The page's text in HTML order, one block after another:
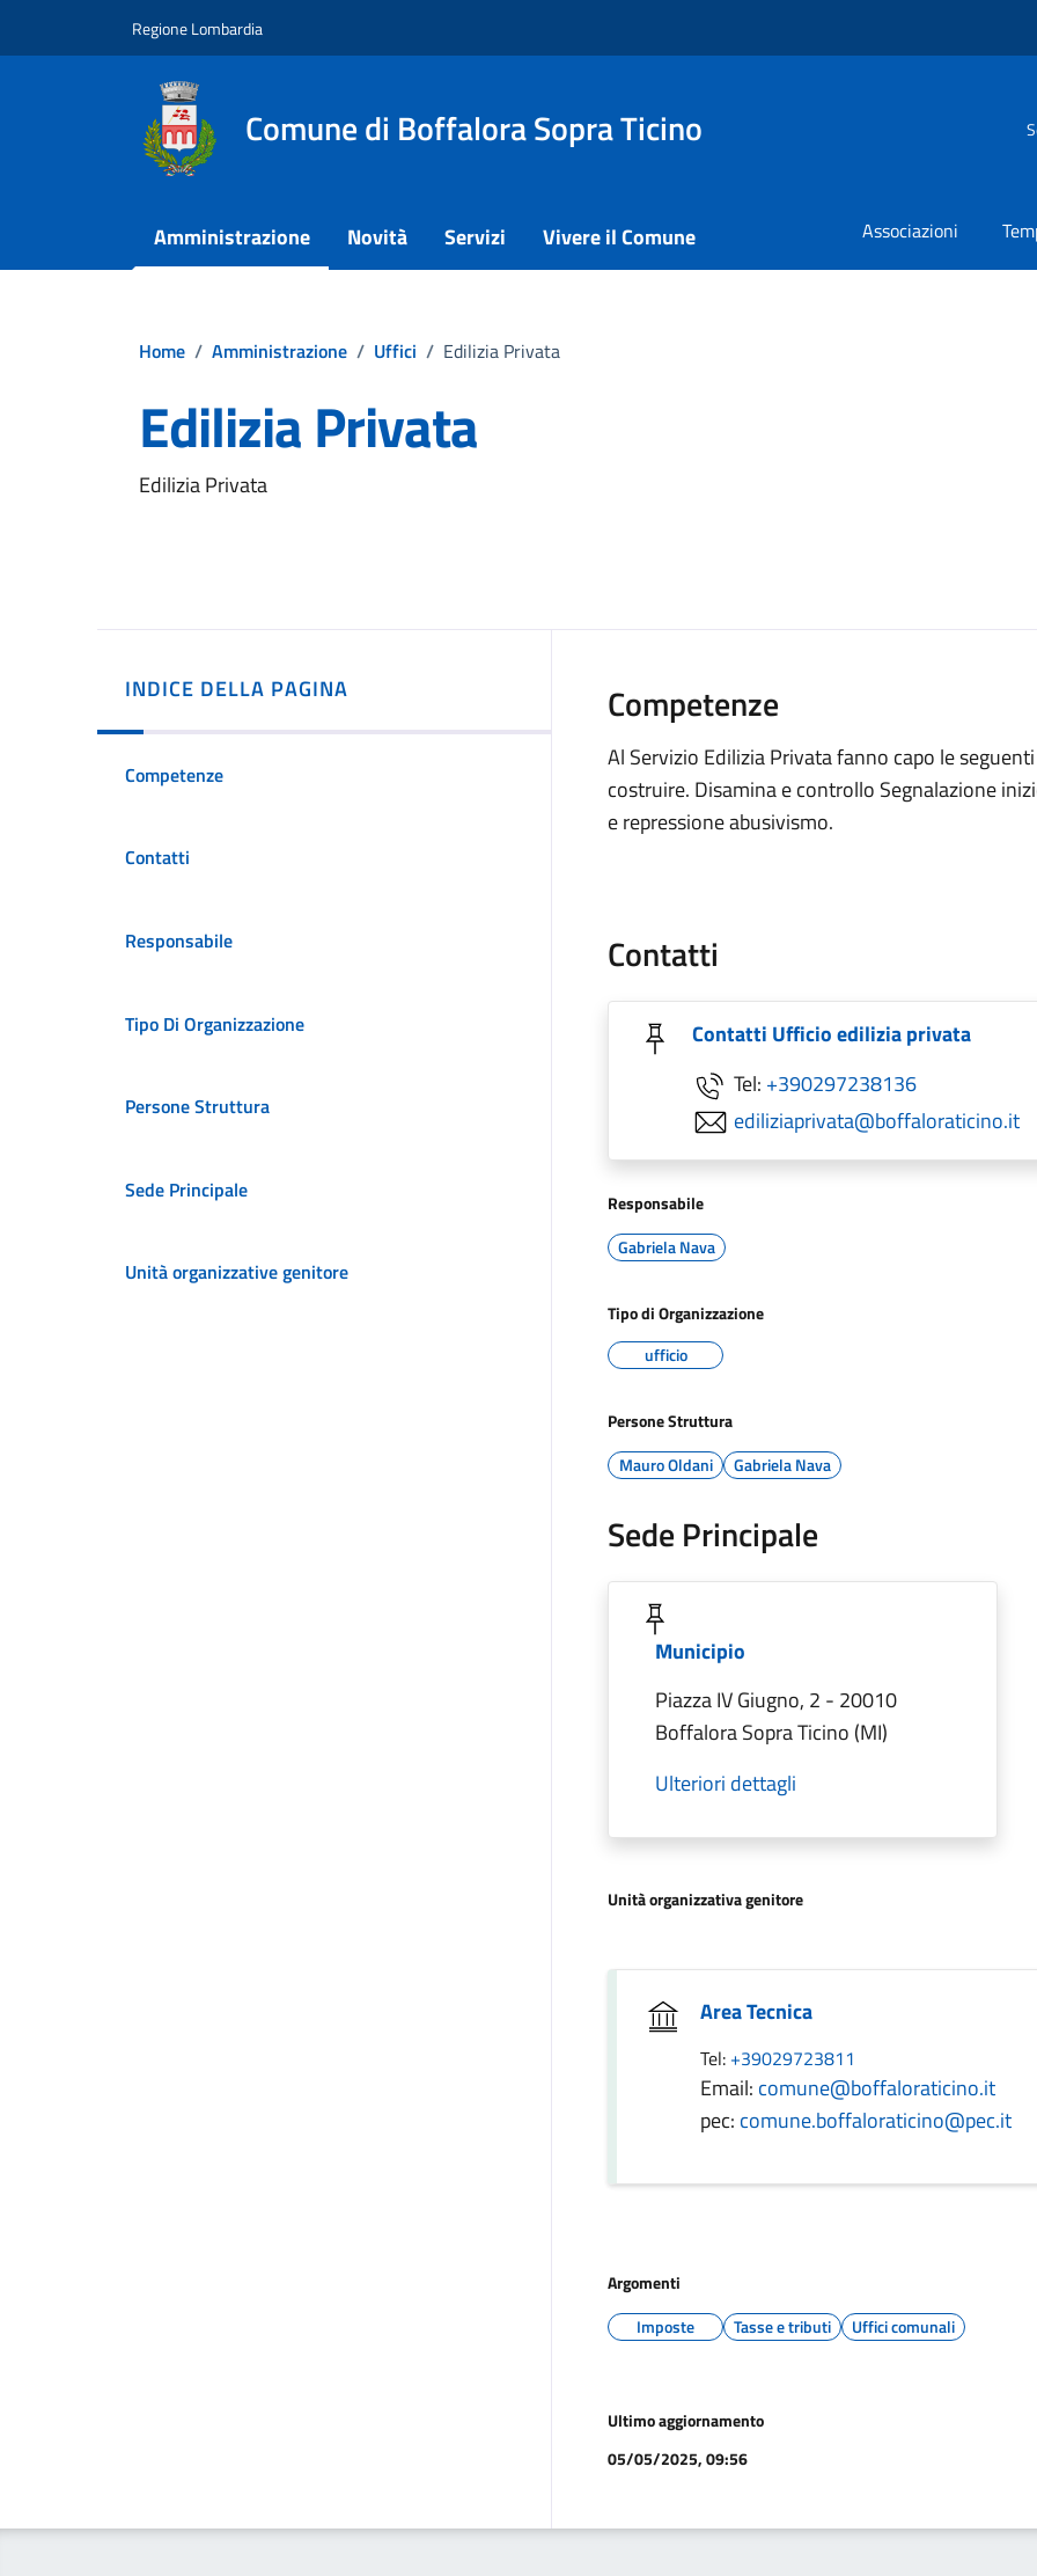
Regione Lombardia
Comune di Boffalora Sopra Ticino
Amministrazione Novità Servizi Vivere il Comune Associazioni
Home / Amministrazione / Uffici / Edilizia Privata
Edilizia Privata
Edilizia Privata
INDICE DELLA PAGINA
Competenze
Contatti
Responsabile
Tipo Di Organizzazione
Persone Struttura
Sede Principale
Unità organizzative genitore
Competenze
Al Servizio Edilizia Privata fanno capo le
costruire. Disamina e controllo Segnalazione
e repressione abusivismo.
Contatti
Contatti Ufficio edilizia privata
Tel: +390297238136
ediliziaprivata@boffaloraticino.it
Responsabile
Gabriela Nava
Tipo di Organizzazione
ufficio
Persone Struttura
Mauro Oldani
Gabriela Nava
Sede Principale
Municipio
Piazza IV Giugno, 2 - 20010
Boffalora Sopra Ticino (MI)
Ulteriori dettagli
Unità organizzativa genitore
Area Tecnica
Tel: +39029723811
Email: comune@boffaloraticino.it
pec: comune.boffaloraticino@pec.it
Argomenti
Imposte
Tasse e tributi Uffici comunali
Ultimo aggiornamento
05/05/2025, 09:56